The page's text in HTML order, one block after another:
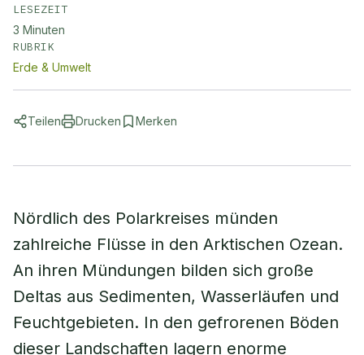
LESEZEIT
3 Minuten
RUBRIK
Erde & Umwelt
Teilen Drucken Merken
Nördlich des Polarkreises münden
zahlreiche Flüsse in den Arktischen Ozean.
An ihren Mündungen bilden sich große
Deltas aus Sedimenten, Wasserläufen und
Feuchtgebieten. In den gefrorenen Böden
dieser Landschaften lagern enorme